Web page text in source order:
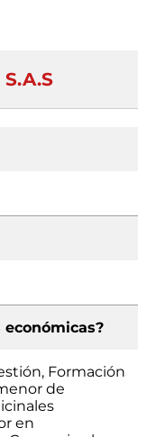
S.A.S
económicas?
Formación
de
en